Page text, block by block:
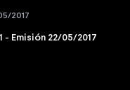
2017
- Emisión 22/05/2017